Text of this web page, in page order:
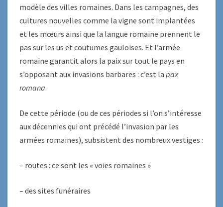
modèle des villes romaines. Dans les campagnes, des
cultures nouvelles comme la vigne sont implantées
et les mœurs ainsi que la langue romaine prennent le
pas sur les us et coutumes gauloises. Et l’armée
romaine garantit alors la paix sur tout le pays en
s’opposant aux invasions barbares : c’est la pax
romana.
De cette période (ou de ces périodes si l’on s’intéresse
aux décennies qui ont précédé l’invasion par les
armées romaines), subsistent des nombreux vestiges :
– routes : ce sont les « voies romaines »
– des sites funéraires